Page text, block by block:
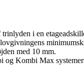
i en
med 10 mm.
og Kombi Max